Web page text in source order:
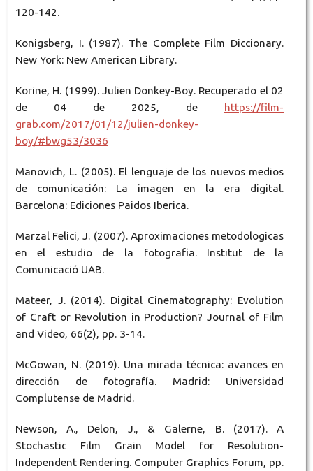
120-142.
Konigsberg, I. (1987). The Complete Film Diccionary.
New York: New American Library.
Korine, H. (1999). Julien Donkey-Boy. Recuperado el 02
de 04 de 2025, de https://film-
grab.com/2017/01/12/julien-donkey-
boy/#bwg53/3036
Manovich, L. (2005). El lenguaje de los nuevos medios
de comunicación: La imagen en la era digital.
Barcelona: Ediciones Paidos Iberica.
Marzal Felici, J. (2007). Aproximaciones metodologicas
en el estudio de la fotografia. Institut de la
Comunicació UAB.
Mateer, J. (2014). Digital Cinematography: Evolution
of Craft or Revolution in Production? Journal of Film
and Video, 66(2), pp. 3-14.
McGowan, N. (2019). Una mirada técnica: avances en
dirección de fotografía. Madrid: Universidad
Complutense de Madrid.
Newson, A., Delon, J., & Galerne, B. (2017). A
Stochastic Film Grain Model for Resolution-
Independent Rendering. Computer Graphics Forum, pp.